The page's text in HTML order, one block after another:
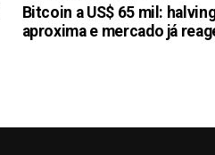
Bitcoin a US$ 65 mil:
aproxima e mercado já